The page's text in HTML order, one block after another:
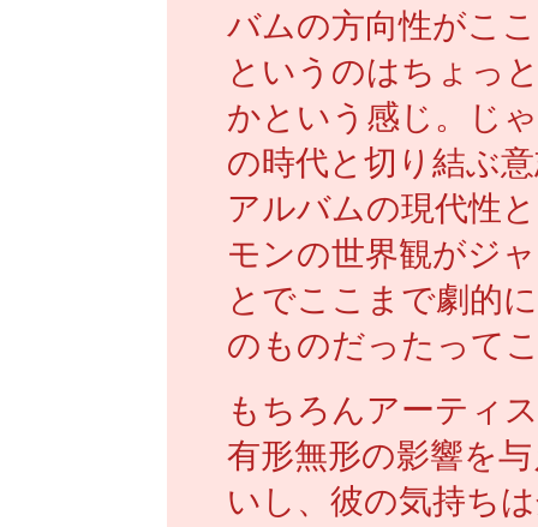
バムの方向性がこ
というのはちょっ
かという感じ。じ
の時代と切り結ぶ
アルバムの現代性
モンの世界観がジ
とでここまで劇的
のものだったって
もちろんアーティ
有形無形の影響を
いし、彼の気持ち